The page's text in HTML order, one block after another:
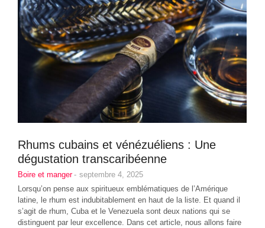
Rhums cubains et vénézuéliens : Une
dégustation transcaribéenne
Boire et manger - septembre 4, 2025
Lorsqu’on pense aux spiritueux emblématiques de l’Amérique
latine, le rhum est indubitablement en haut de la liste. Et quand il
s’agit de rhum, Cuba et le Venezuela sont deux nations qui se
distinguent par leur excellence. Dans cet article, nous allons faire